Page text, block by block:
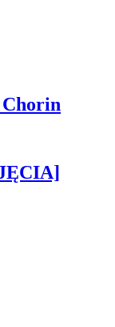
Chorin